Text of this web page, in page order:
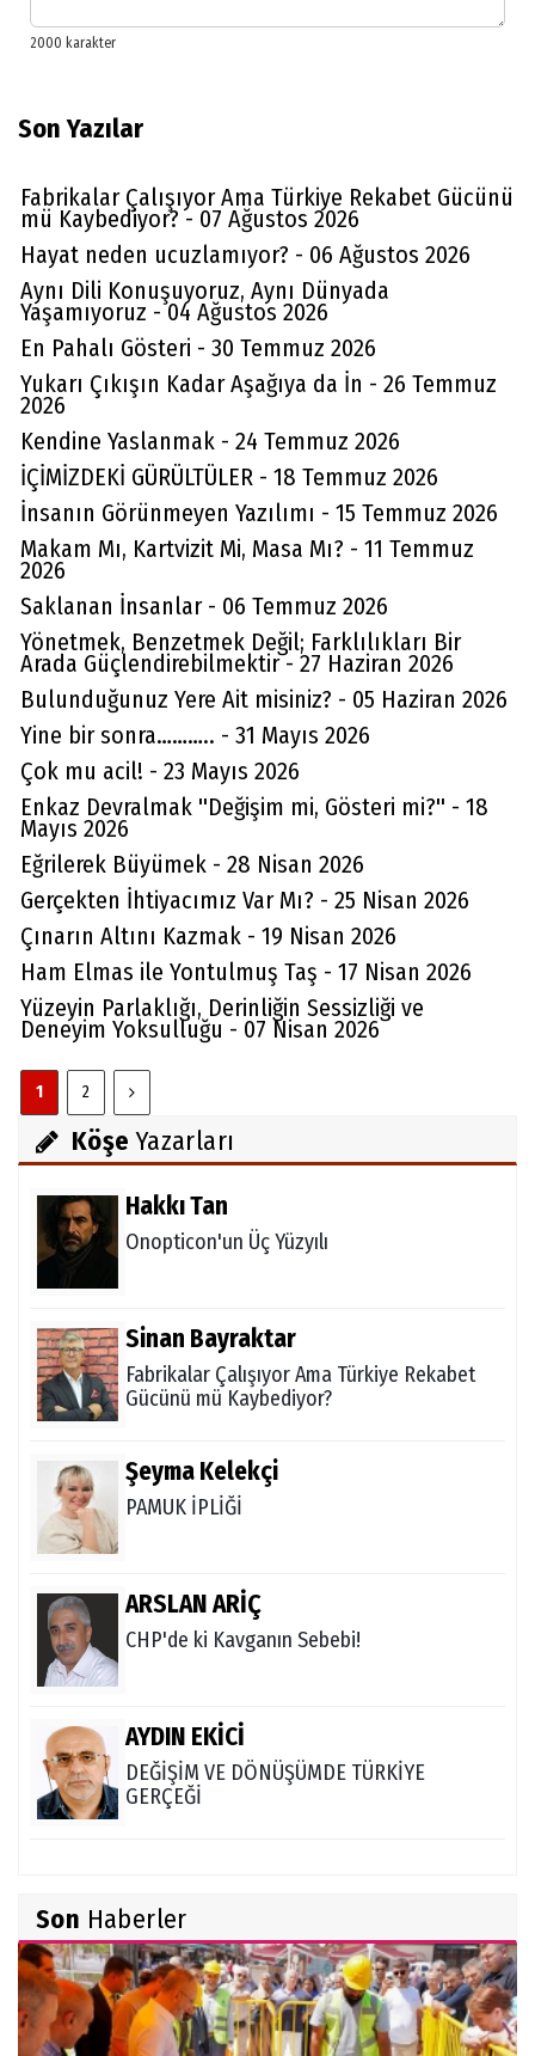
Son Yazılar
Fabrikalar Çalışıyor Ama Türkiye Rekabet Gücünü
mü Kaybediyor? - 07 Ağustos 2026
Hayat neden ucuzlamıyor? - 06 Ağustos 2026
Aynı Dili Konuşuyoruz, Aynı Dünyada
Yaşamıyoruz - 04 Ağustos 2026
En Pahalı Gösteri - 30 Temmuz 2026
Yukarı Çıkışın Kadar Aşağıya da İn - 26 Temmuz
2026
Kendine Yaslanmak - 24 Temmuz 2026
İÇİMİZDEKİ GÜRÜLTÜLER - 18 Temmuz 2026
İnsanın Görünmeyen Yazılımı - 15 Temmuz 2026
Makam Mı, Kartvizit Mi, Masa Mı? - 11 Temmuz
2026
Saklanan İnsanlar - 06 Temmuz 2026
Yönetmek, Benzetmek Değil; Farklılıkları Bir
Arada Güçlendirebilmektir - 27 Haziran 2026
Bulunduğunuz Yere Ait misiniz? - 05 Haziran 2026
Yine bir sonra……….. - 31 Mayıs 2026
Çok mu acil! - 23 Mayıs 2026
Enkaz Devralmak ''Değişim mi, Gösteri mi?'' - 18
Mayıs 2026
Eğrilerek Büyümek - 28 Nisan 2026
Gerçekten İhtiyacımız Var Mı? - 25 Nisan 2026
Çınarın Altını Kazmak - 19 Nisan 2026
Ham Elmas ile Yontulmuş Taş - 17 Nisan 2026
Yüzeyin Parlaklığı, Derinliğin Sessizliği ve
Deneyim Yoksulluğu - 07 Nisan 2026
1 2
Köşe Yazarları
Hakkı Tan
Onopticon'un Üç Yüzyılı
Sinan Bayraktar
Fabrikalar Çalışıyor Ama Türkiye Rekabet
Gücünü mü Kaybediyor?
Şeyma Kelekçi
PAMUK İPLİĞİ
ARSLAN ARİÇ
CHP'de ki Kavganın Sebebi!
AYDIN EKİCİ
DEĞİŞİM VE DÖNÜŞÜMDE TÜRKİYE
GERÇEĞİ
Son Haberler